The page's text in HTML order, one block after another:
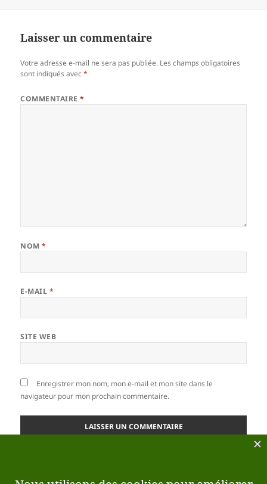
Laisser un commentaire
Votre adresse e-mail ne sera pas publiée. Les champs obligatoires
sont indiqués avec*
COMMENTAIRE*
NOM*
E-MAIL *
SITE WEB
Enregistrer mon nom, mon e-mail et mon site dans le
navigateur pour mon prochain commentaire.